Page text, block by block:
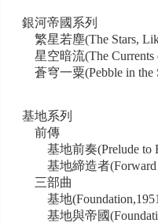
銀河帝國系列
繁星若塵(The Stars,
星空暗流(The Currents
蒼穹一粟(Pebble in the
基地系列
前傳
基地前奏(Prelude to
基地締造者(Forward
三部曲
基地
基地與帝國